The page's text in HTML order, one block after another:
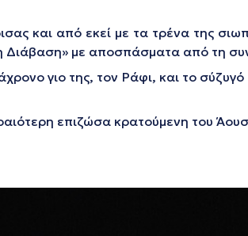
και από εκεί με τα τρένα της
με αποσπάσματα από τη
γιο της, τον Ράφι, και το
επιζώσα κρατούμενη του